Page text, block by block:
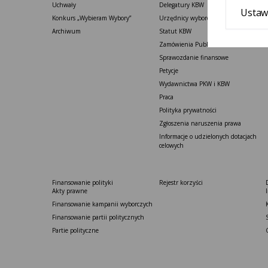
Uchwały
Konkurs „Wybieram Wybory”
Archiwum
Delegatury ​KBW
Urzędnicy wyborczy
Statut K​BW
Zamówienia Publiczne
Sprawozdanie finansowe
Petycje
Wydawnictwa PKW i KBW
Praca
Polityka prywatności
Zgłoszenia naruszenia prawa
Informacje o udzielonych dotacjach
celowych
Finansowanie polityki
Akty prawne
Finansowanie kampanii wyborczych
Finansowanie partii politycznych
Partie polityczne
Rejestr korzyści